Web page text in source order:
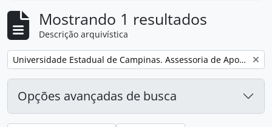
Mostrando 1 resultados
Descrição arquivística
Remover filtro: Universidade Estadual de Campinas. Assessoria de Apoio a Eventos
Opções avançadas de busca